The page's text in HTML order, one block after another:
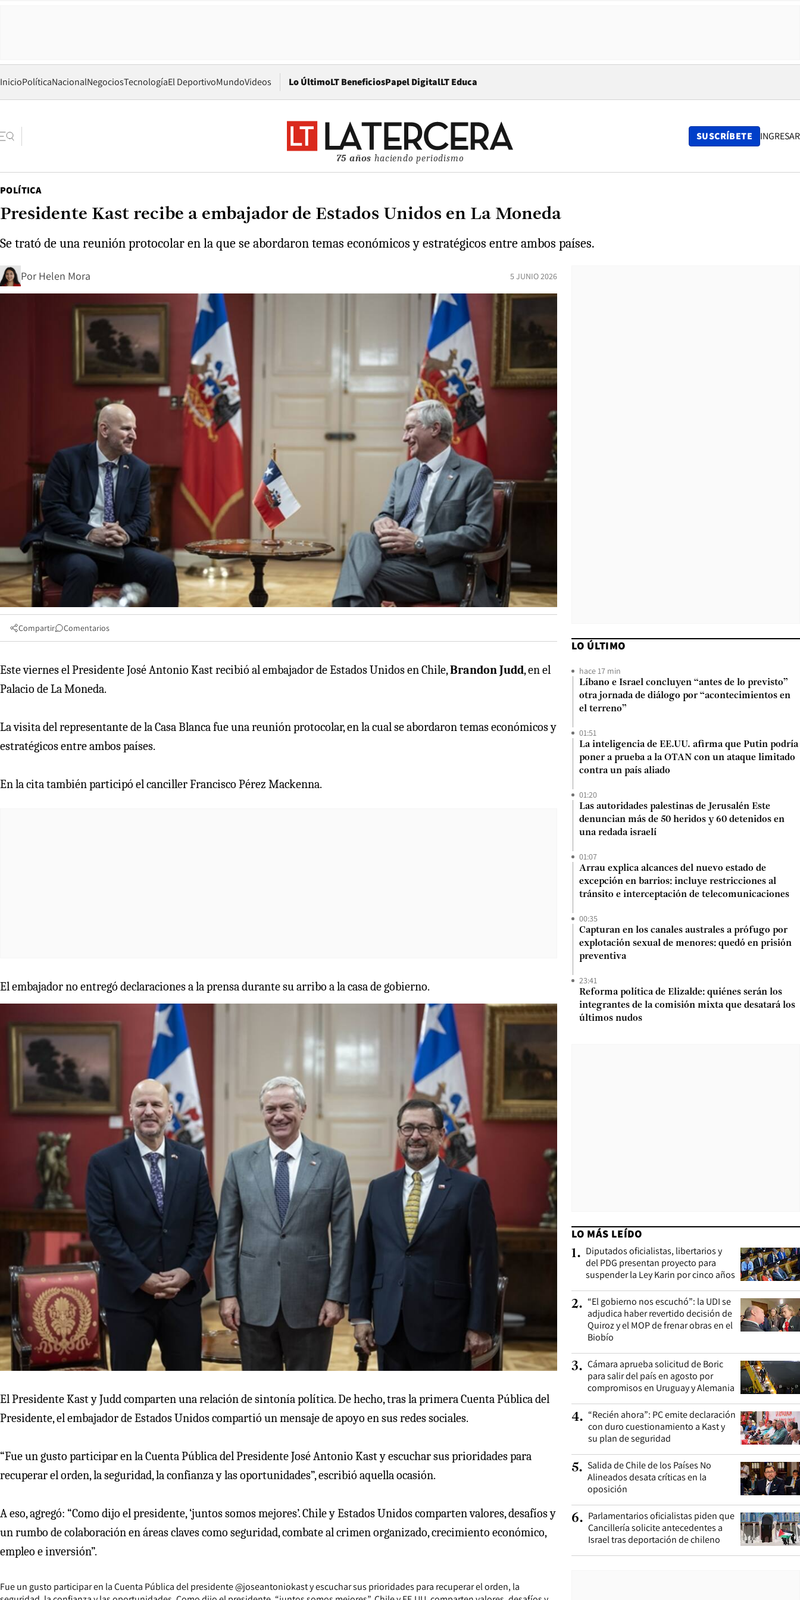
InicioPolíticaNacionalNegociosTecnologíaEl DeportivoMundoVideos Lo ÚltimoLT BeneficiosPapel DigitalOpens in new window
LT Educa
75 años haciendo periodismo
SUSCRÍBETE INGRESAR
POLÍTICA
Presidente Kast recibe a embajador de Estados Unidos en La Moneda
Se trató de una reunión protocolar en la que se abordaron temas económicos y estratégicos entre ambos países.
Por Helen Mora 5 JUNIO 2026
Compartir Comentarios
Este viernes el Presidente José Antonio Kast recibió al embajador de Estados Unidos en Chile,Brandon Judd, en el
Palacio de La Moneda.
La visita del representante de la Casa Blanca fue una reunión protocolar, en la cual se abordaron temas económicos y
estratégicos entre ambos países.
En la cita también participó el canciller Francisco Pérez Mackenna.
El embajador no entregó declaraciones a la prensa durante su arribo a la casa de gobierno.
El Presidente Kast y Judd comparten una relación de sintonía política. De hecho, tras la primera Cuenta Pública del
Presidente, el embajador de Estados Unidos compartió un mensaje de apoyo en sus redes sociales.
“Fue un gusto participar en la Cuenta Pública del Presidente José Antonio Kast y escuchar sus prioridades para
recuperar el orden, la seguridad, la confianza y las oportunidades”, escribió aquella ocasión.
A eso, agregó: “Como dijo el presidente, ‘juntos somos mejores’. Chile y Estados Unidos comparten valores, desafíos y
un rumbo de colaboración en áreas claves como seguridad, combate al crimen organizado, crecimiento económico,
empleo e inversión”.
Fue un gusto participar en la Cuenta Pública del presidente@joseantoniokasty escuchar sus prioridades para recuperar el orden, la
LO ÚLTIMO
hace 17 min
Líbano e Israel concluyen “antes de lo previsto”
otra jornada de diálogo por “acontecimientos en
el terreno”
01:51
La inteligencia de EE.UU. afirma que Putin podría
poner a prueba a la OTAN con un ataque limitado
contra un país aliado
01:20
Las autoridades palestinas de Jerusalén Este
denuncian más de 50 heridos y 60 detenidos en
una redada israelí
01:07
Arrau explica alcances del nuevo estado de
excepción en barrios: incluye restricciones al
tránsito e interceptación de telecomunicaciones
00:35
Capturan en los canales australes a prófugo por
explotación sexual de menores: quedó en prisión
preventiva
23:41
Reforma política de Elizalde: quiénes serán los
integrantes de la comisión mixta que desatará los
últimos nudos
LO MÁS LEÍDO
1. Diputados oficialistas, libertarios y
del PDG presentan proyecto para
suspender la Ley Karin por cinco años
2. “El gobierno nos escuchó”: la UDI se
adjudica haber revertido decisión de
Quiroz y el MOP de frenar obras en el
Biobío
3. Cámara aprueba solicitud de Boric
para salir del país en agosto por
compromisos en Uruguay y Alemania
4. “Recién ahora”: PC emite declaración
con duro cuestionamiento a Kast y
su plan de seguridad
5. Salida de Chile de los Países No
Alineados desata críticas en la
oposición
6. Parlamentarios oficialistas piden que
Cancillería solicite antecedentes a
Israel tras deportación de chileno